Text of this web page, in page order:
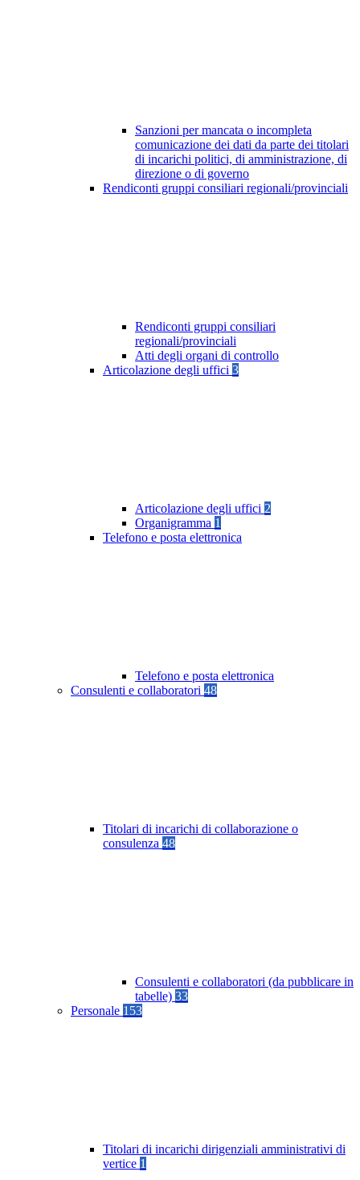
Sanzioni per mancata o incompleta
comunicazione dei dati da parte dei titolari
di incarichi politici, di amministrazione, di
direzione o di governo
Rendiconti gruppi consiliari regionali/provinciali
Rendiconti gruppi consiliari
regionali/provinciali
Atti degli organi di controllo
Articolazione degli uffici 3
Articolazione degli uffici 2
Organigramma 1
Telefono e posta elettronica
Telefono e posta elettronica
Consulenti e collaboratori 48
Titolari di incarichi di collaborazione o
consulenza 48
Consulenti e collaboratori (da pubblicare in
tabelle) 33
Personale 153
Titolari di incarichi dirigenziali amministrativi di
vertice 1